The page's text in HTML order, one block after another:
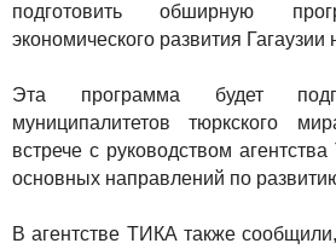
подготовить обширную
экономического развития
Эта программа будет
муниципалитетов тюркского
встрече с руководством
основных направлений по
В агентстве ТИКА также